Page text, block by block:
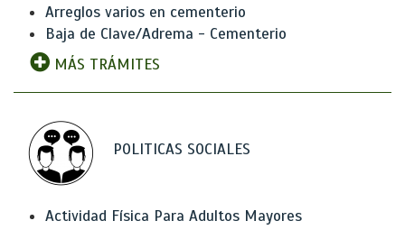
Arreglos varios en cementerio
Baja de Clave/Adrema - Cementerio
MÁS TRÁMITES
POLITICAS SOCIALES
Actividad Física Para Adultos Mayores